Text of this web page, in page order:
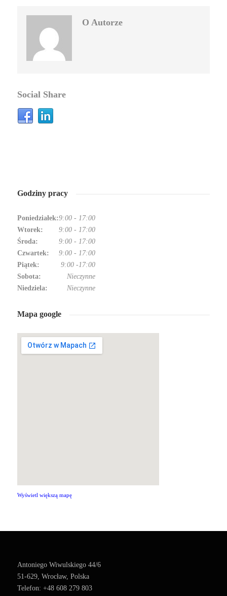
O Autorze
Social Share
Godziny pracy
Poniedziałek:
Wtorek:
Środa:
Czwartek:
Piątek:
Sobota:
Niedziela:
9:00 - 17:00
9:00 - 17:00
9:00 - 17:00
9:00 - 17:00
9:00 - 17:00
Nieczynne
Nieczynne
Mapa google
Wyświetl większą mapę
Antoniego Wiwulskiego 44/6
51-629, Wrocław, Polska
Telefon: +48 608 279 803